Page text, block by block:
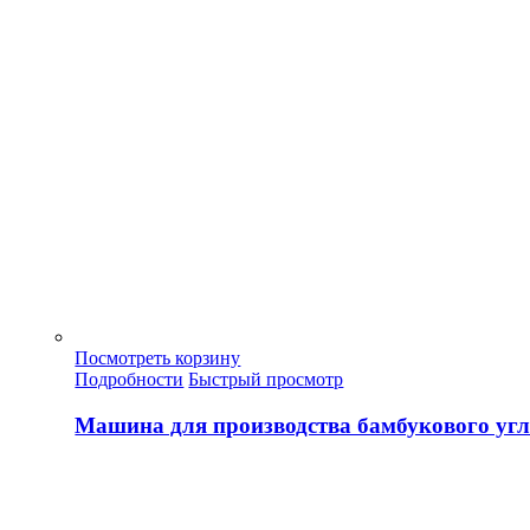
Посмотреть корзину
Подробности Быстрый просмотр
Машина для производства бамбукового